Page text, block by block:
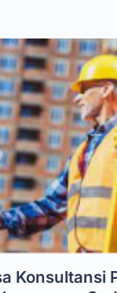
Konsultansi